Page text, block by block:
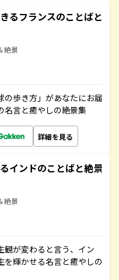
るフランスのことばと
絶景
の歩き方」があなたにお届
名言と癒やしの絶景集
詳細を見る
インドのことばと絶景
絶景
観が変わると言う、イン
を輝かせる名言と癒やしの